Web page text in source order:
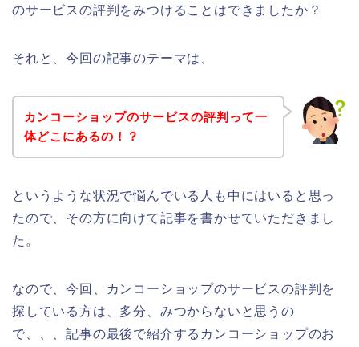
のサービスの評判をみつけることはできましたか？
それと、今回の記事のテーマは、
カンコーショップのサービスの評判って一
体どこにあるの！？
というような状況で悩んでいる人も中にはいると思っ
たので、その方に向けて記事を書かせていただきまし
た。
なので、今回、カンコーショップのサービスの評判を
探している方は、多分、みつからないと思うの
で、、、記事の最後で紹介するカンコーショップのお